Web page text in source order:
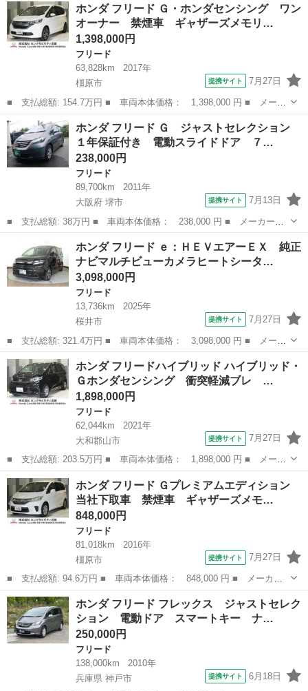
ｅ：ＨＥＶ エアー ＥＸ 両側電動スライド 電動パーキング ■
排気量...
ホンダ フリード Ｇ・ホンダセンシング ワン
オーナー 禁煙車 ギャザーズメモリ…
1,398,000円
フリード
63,828km
2017年
橿原市
提携サイト 7月27日
■ 支払総額: 154.7万円 ■ 車両本体価格： 1,398,000 円 ■ メーカ
ー名： ホンダ ■ 車種名： フリード ■ グレード名： Ｇ・ホン
ダセンシング ワンオーナー 禁煙車 ギャザーズメモリーナビ フ
ルセグ ...
橿原市 フリード
ホンダ フリード Ｇ ジャストセレクション
１年保証付き 電動スライドドア ７…
238,000円
フリード
89,700km
2011年
大阪府 堺市
提携サイト 7月13日
■ 支払総額: 38万円 ■ 車両本体価格： 238,000 円 ■ メーカー
名： ホンダ ■ 車種名： フリード ■ グレード名： Ｇ ジャス
トセレクション １年保証付き 電動スライドドア ７人乗り ＨＤ
Ｄナビ 地デジＴ...
フリード
ホンダ フリード ｅ：ＨＥＶエアーＥＸ 純正
ナビマルチビューカメラヒートシータ…
3,098,000円
フリード
13,736km
2025年
桜井市
提携サイト 7月27日
■ 支払総額: 321.4万円 ■ 車両本体価格： 3,098,000 円 ■ メーカ
ー名： ホンダ ■ 車種名： フリード ■ グレード名： ｅ：ＨＥ
ＶエアーＥＸ 純正ナビマルチビューカメラヒートシーター全周囲カ
メラボタ...
奈良 桜井市 フリード
ホンダ フリードハイブリッド ハイブリッド・
Ｇホンダセンシング 衝突軽減ブレ …
1,898,000円
フリード
62,044km
2021年
大和郡山市
提携サイト 7月27日
■ 支払総額: 203.5万円 ■ 車両本体価格： 1,898,000 円 ■ メーカ
ー名： ホンダ ■ 車種名： フリードハイブリッド ■ グレード
名： ハイブリッド・Ｇホンダセンシング 衝突軽減ブレ アダクテ
ィブクルー...
奈良 大和郡山市 フリード
ホンダ フリード Ｇプレミアムエディション
当社下取車 禁煙車 ギャザーズメモ…
848,000円
フリード
81,018km
2016年
橿原市
提携サイト 7月27日
■ 支払総額: 94.6万円 ■ 車両本体価格： 848,000 円 ■ メーカー
名： ホンダ ■ 車種名： フリード ■ グレード名： Ｇプレミア
ムエディション 当社下取車 禁煙車 ギャザーズメモリーナビ フ
ルセグ ＣＤ...
奈良 橿原市 フリード
ホンダ フリード フレックス ジャストセレク
ション 電動ドア スマートキー ナ…
250,000円
フリード
138,000km
2010年
兵庫県 神戸市
提携サイト 6月18日